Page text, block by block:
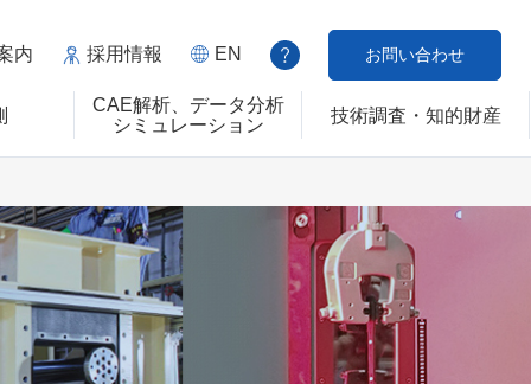
CAE解析、データ分析
シミュレーション
技術調査・知的財産
内 採用情報 EN お問い合わせ